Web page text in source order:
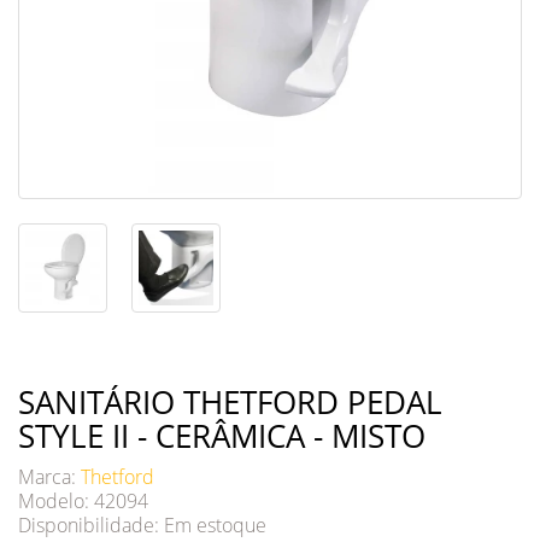
SANITÁRIO THETFORD PEDAL
STYLE II - CERÂMICA - MISTO
Marca: Thetford
Modelo: 42094
Disponibilidade: Em estoque